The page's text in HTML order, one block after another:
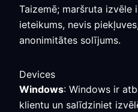
Taizemē; maršruta izvēle
ieteikums, nevis
anonimitātes solījums.
Devices
Windows: Windows ir
klientu un salīdziniet